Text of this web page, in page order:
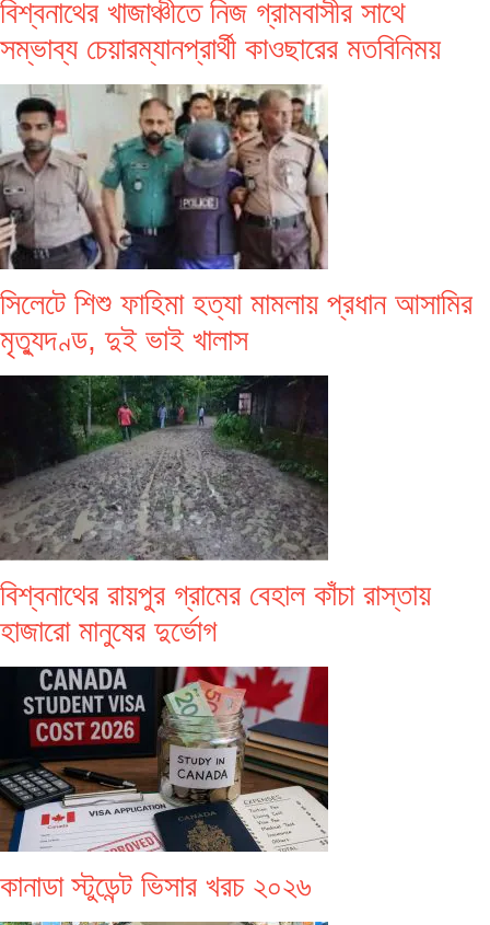
বিশ্বনাথের খাজাঞ্চীতে নিজ গ্রামবাসীর সাথে
সম্ভাব্য চেয়ারম্যানপ্রার্থী কাওছারের মতবিনিময়
সিলেটে শিশু ফাহিমা হত্যা মামলায় প্রধান আসামির
মৃত্যুদণ্ড, দুই ভাই খালাস
বিশ্বনাথের রায়পুর গ্রামের বেহাল কাঁচা রাস্তায়
হাজারো মানুষের দুর্ভোগ
কানাডা স্টুডেন্ট ভিসার খরচ ২০২৬